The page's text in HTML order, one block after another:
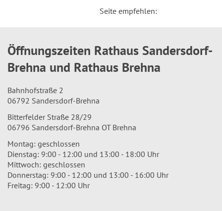
Seite empfehlen:
Öffnungszeiten Rathaus Sandersdorf-
Brehna und Rathaus Brehna
Bahnhofstraße 2
06792 Sandersdorf-Brehna
Bitterfelder Straße 28/29
06796 Sandersdorf-Brehna OT Brehna
Montag: geschlossen
Dienstag: 9:00 - 12:00 und 13:00 - 18:00 Uhr
Mittwoch: geschlossen
Donnerstag: 9:00 - 12:00 und 13:00 - 16:00 Uhr
Freitag: 9:00 - 12:00 Uhr